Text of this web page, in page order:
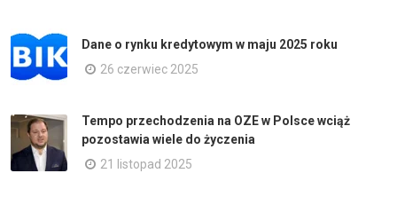
Dane o rynku kredytowym w maju 2025 roku
26 czerwiec 2025
Tempo przechodzenia na OZE w Polsce wciąż
pozostawia wiele do życzenia
21 listopad 2025